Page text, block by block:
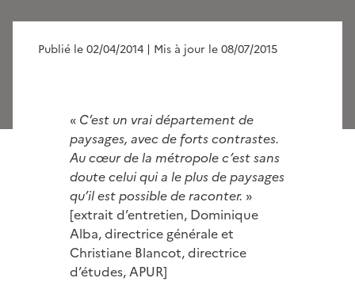
Publié le 02/04/2014 | Mis à jour le 08/07/2015
« C’est un vrai département de
paysages, avec de forts contrastes.
Au cœur de la métropole c’est sans
doute celui qui a le plus de paysages
qu’il est possible de raconter. »
[extrait d’entretien, Dominique
Alba, directrice générale et
Christiane Blancot, directrice
d’études, APUR]